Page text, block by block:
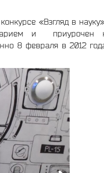
«Взгляд в
и приурочен
8 февраля в 2012